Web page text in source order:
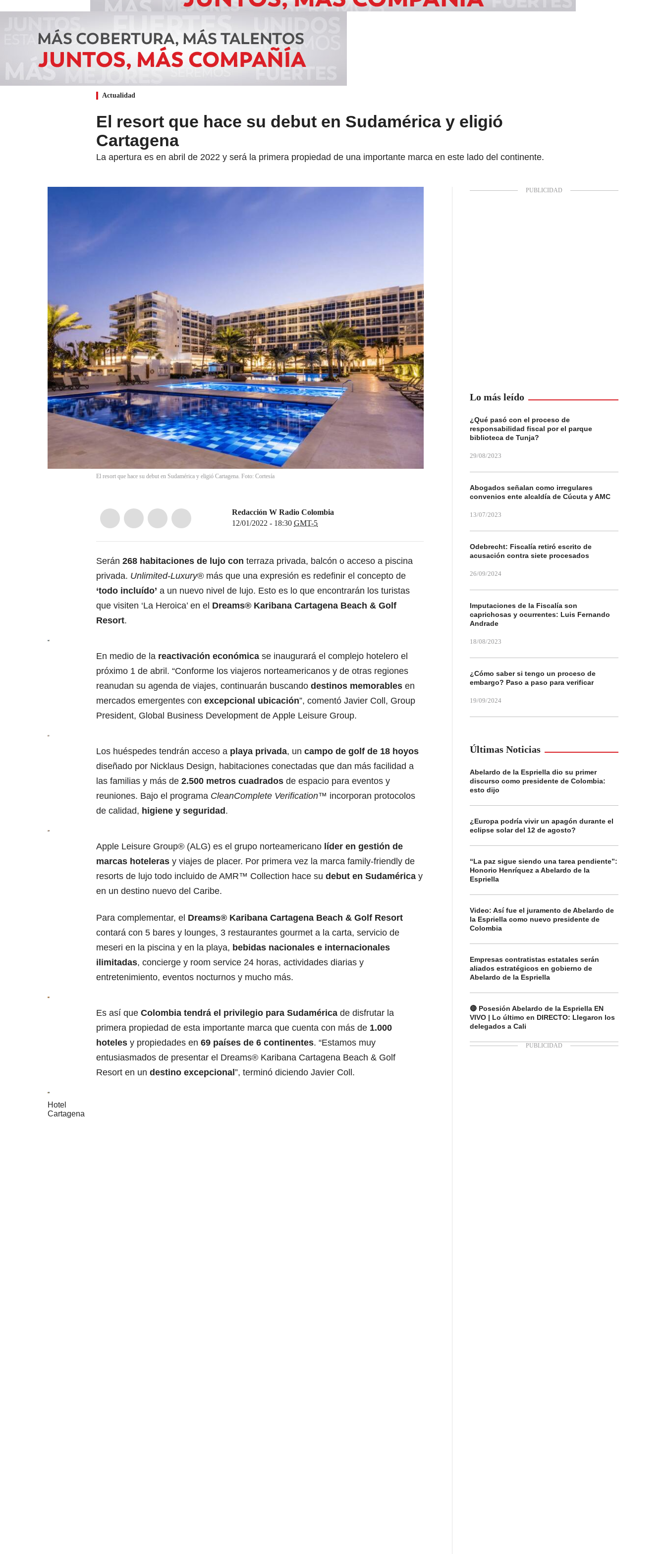
Actualidad
El resort que hace su debut en Sudamérica y eligió
Cartagena
La apertura es en abril de 2022 y será la primera propiedad de una importante marca en este lado del continente.
El resort que hace su debut en Sudamérica y eligió Cartagena. Foto: Cortesía
Redacción W Radio Colombia
12/01/2022 - 18:30 GMT-5
Serán 268 habitaciones de lujo con terraza privada, balcón o acceso a piscina
privada. Unlimited-Luxury® más que una expresión es redefinir el concepto de
‘todo incluído’ a un nuevo nivel de lujo. Esto es lo que encontrarán los turistas
que visiten ‘La Heroica’ en el Dreams® Karibana Cartagena Beach & Golf
Resort.
En medio de la reactivación económica se inaugurará el complejo hotelero el
próximo 1 de abril. “Conforme los viajeros norteamericanos y de otras regiones
reanudan su agenda de viajes, continuarán buscando destinos memorables en
mercados emergentes con excepcional ubicación”, comentó Javier Coll, Group
President, Global Business Development de Apple Leisure Group.
Los huéspedes tendrán acceso a playa privada, un campo de golf de 18 hoyos
diseñado por Nicklaus Design, habitaciones conectadas que dan más facilidad a
las familias y más de 2.500 metros cuadrados de espacio para eventos y
reuniones. Bajo el programa CleanComplete Verification™ incorporan protocolos
de calidad, higiene y seguridad .
Apple Leisure Group® (ALG) es el grupo norteamericano líder en gestión de
marcas hoteleras y viajes de placer. Por primera vez la marca family-friendly de
resorts de lujo todo incluido de AMR™ Collection hace su debut en Sudamérica y
en un destino nuevo del Caribe.
Para complementar, el Dreams® Karibana Cartagena Beach & Golf Resort
contará con 5 bares y lounges, 3 restaurantes gourmet a la carta, servicio de
meseri en la piscina y en la playa, bebidas nacionales e internacionales
ilimitadas, concierge y room service 24 horas, actividades diarias y
entretenimiento, eventos nocturnos y mucho más.
Es así que Colombia tendrá el privilegio para Sudamérica de disfrutar la
primera propiedad de esta importante marca que cuenta con más de 1.000
hoteles y propiedades en 69 países de 6 continentes. “Estamos muy
entusiasmados de presentar el Dreams® Karibana Cartagena Beach & Golf
Resort en un destino excepcional ”, terminó diciendo Javier Coll.
Hotel
Cartagena
Lo más leído
¿Qué pasó con el proceso de
responsabilidad fiscal por el parque
biblioteca de Tunja?
29/08/2023
Abogados señalan como irregulares
convenios ente alcaldía de Cúcuta y AMC
13/07/2023
Odebrecht: Fiscalía retiró escrito de
acusación contra siete procesados
26/09/2024
Imputaciones de la Fiscalía son
caprichosas y ocurrentes: Luis Fernando
Andrade
18/08/2023
¿Cómo saber si tengo un proceso de
embargo? Paso a paso para verificar
19/09/2024
Últimas Noticias
Abelardo de la Espriella dio su primer
discurso como presidente de Colombia:
esto dijo
¿Europa podría vivir un apagón durante el
eclipse solar del 12 de agosto?
“La paz sigue siendo una tarea pendiente”:
Honorio Henríquez a Abelardo de la
Espriella
Video: Así fue el juramento de Abelardo de
la Espriella como nuevo presidente de
Colombia
Empresas contratistas estatales serán
aliados estratégicos en gobierno de
Abelardo de la Espriella
🔴 Posesión Abelardo de la Espriella EN
VIVO | Lo último en DIRECTO: Llegaron los
delegados a Cali